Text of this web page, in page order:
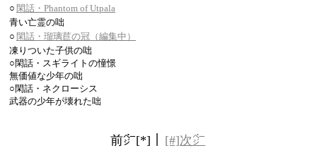
○ 閑話・Phantom of Utpala
青い亡霊の咄
○ 閑話・瑠璃苣の冠（編集中）
凍りついた子供の咄
○閑話・スギライトの憧憬
無価値な少年の咄
○閑話・ネクローシス
武器の少年が壊れた咄
前㌻[*]｜ [#]次㌻